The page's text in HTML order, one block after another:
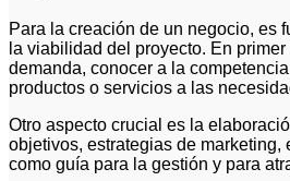
Para la creación de un negocio, es
la viabilidad del proyecto. En
demanda, conocer a la
productos o servicios a las
Otro aspecto crucial es la
objetivos, estrategias de
como guía para la gestión y para